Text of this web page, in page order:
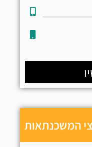
המשכנתאות